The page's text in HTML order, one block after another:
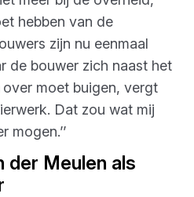
hebben van de
zijn nu eenmaal
de bouwer zich naast het
moet buigen, vergt
Dat zou wat mij
mogen.’’
der Meulen als